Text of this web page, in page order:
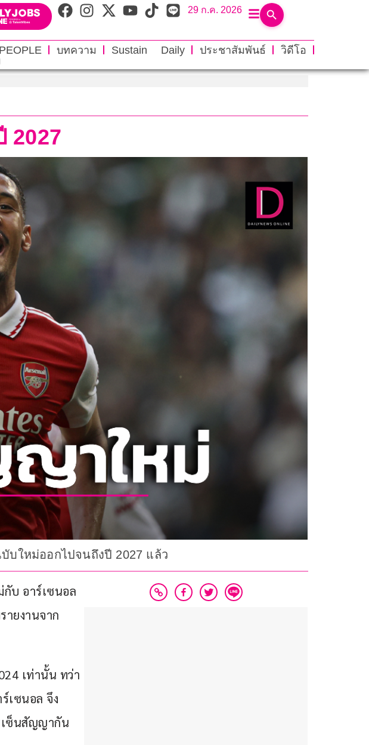
29 ก.ค. 2026
PEOPLE บทความ Sustain Daily ประชาสัมพันธ์
วิดีโอ
2027
บใหม่ออกไปจนถึงปี 2027 แล้ว
บ อาร์เซนอล
ายงานจาก
เท่านั้น ทว่า
เซนอล จึง
เซ็นสัญญากัน